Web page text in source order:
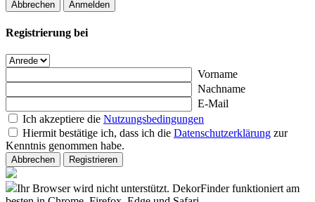
Abbrechen Anmelden
Registrierung bei
Vorname
Nachname
E-Mail
Ich akzeptiere die Nutzungsbedingungen
Hiermit bestätige ich, dass ich die Datenschutzerklärung zur
Kenntnis genommen habe.
Abbrechen Registrieren
Ihr Browser wird nicht unterstützt. DekorFinder funktioniert am